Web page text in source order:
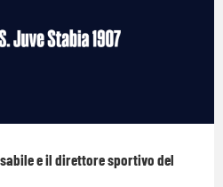
e il direttore sportivo del